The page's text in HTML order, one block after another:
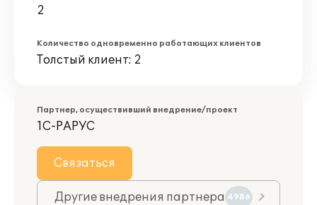
2
Количество одновременно работающих клиентов
Толстый клиент: 2
Партнер, осуществивший внедрение/проект
1С-РАРУС
Связаться
Другие внедрения партнера 4986